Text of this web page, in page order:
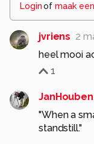
Loginof maak
jvriens 2
heel mooi
1
JanHouben
"When a
standstill."